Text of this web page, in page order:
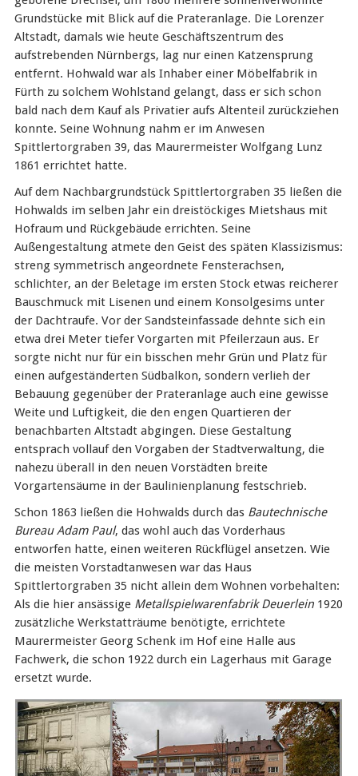
Grundstücke mit Blick auf die Prateranlage. Die Lorenzer
Altstadt, damals wie heute Geschäftszentrum des
aufstrebenden Nürnbergs, lag nur einen Katzensprung
entfernt. Hohwald war als Inhaber einer Möbelfabrik in
Fürth zu solchem Wohlstand gelangt, dass er sich schon
bald nach dem Kauf als Privatier aufs Altenteil zurückziehen
konnte. Seine Wohnung nahm er im Anwesen
Spittlertorgraben 39, das Maurermeister Wolfgang Lunz
1861 errichtet hatte.
Auf dem Nachbargrundstück Spittlertorgraben 35 ließen die
Hohwalds im selben Jahr ein dreistöckiges Mietshaus mit
Hofraum und Rückgebäude errichten. Seine
Außengestaltung atmete den Geist des späten Klassizismus:
streng symmetrisch angeordnete Fensterachsen,
schlichter, an der Beletage im ersten Stock etwas reicherer
Bauschmuck mit Lisenen und einem Konsolgesims unter
der Dachtraufe. Vor der Sandsteinfassade dehnte sich ein
etwa drei Meter tiefer Vorgarten mit Pfeilerzaun aus. Er
sorgte nicht nur für ein bisschen mehr Grün und Platz für
einen aufgeständerten Südbalkon, sondern verlieh der
Bebauung gegenüber der Prateranlage auch eine gewisse
Weite und Luftigkeit, die den engen Quartieren der
benachbarten Altstadt abgingen. Diese Gestaltung
entsprach vollauf den Vorgaben der Stadtverwaltung, die
nahezu überall in den neuen Vorstädten breite
Vorgartensäume in der Baulinienplanung festschrieb.
Schon 1863 ließen die Hohwalds durch das Bautechnische
Bureau Adam Paul, das wohl auch das Vorderhaus
entworfen hatte, einen weiteren Rückflügel ansetzen. Wie
die meisten Vorstadtanwesen war das Haus
Spittlertorgraben 35 nicht allein dem Wohnen vorbehalten:
Als die hier ansässige Metallspielwarenfabrik Deuerlein1920
zusätzliche Werkstatträume benötigte, errichtete
Maurermeister Georg Schenk im Hof eine Halle aus
Fachwerk, die schon 1922 durch ein Lagerhaus mit Garage
ersetzt wurde.